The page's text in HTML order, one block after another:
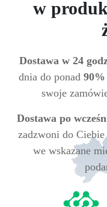
w
Dostawa w 24
dnia do ponad
swoje
Dostawa po
zadzwoni do
we wskazane